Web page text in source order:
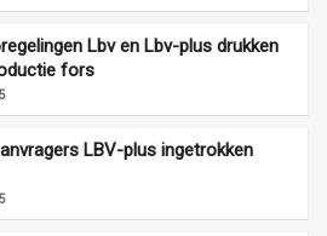
Lbv en Lbv-plus drukken
fors
LBV-plus ingetrokken